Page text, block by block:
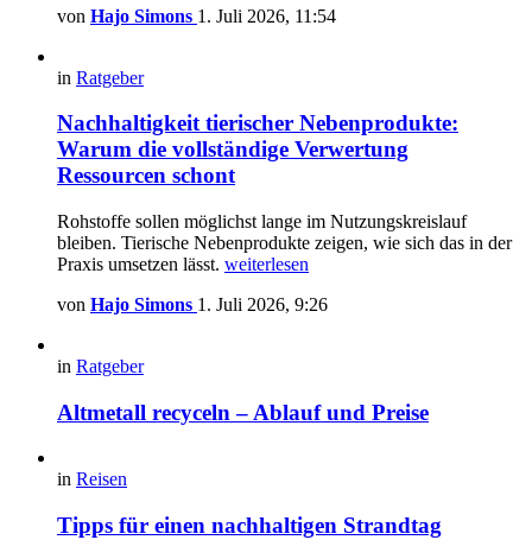
von Hajo Simons 1. Juli 2026, 11:54
in Ratgeber
Nachhaltigkeit tierischer Nebenprodukte:
Warum die vollständige Verwertung
Ressourcen schont
Rohstoffe sollen möglichst lange im Nutzungskreislauf
bleiben. Tierische Nebenprodukte zeigen, wie sich das in der
Praxis umsetzen lässt. weiterlesen
von Hajo Simons 1. Juli 2026, 9:26
in Ratgeber
Altmetall recyceln – Ablauf und Preise
in Reisen
Tipps für einen nachhaltigen Strandtag